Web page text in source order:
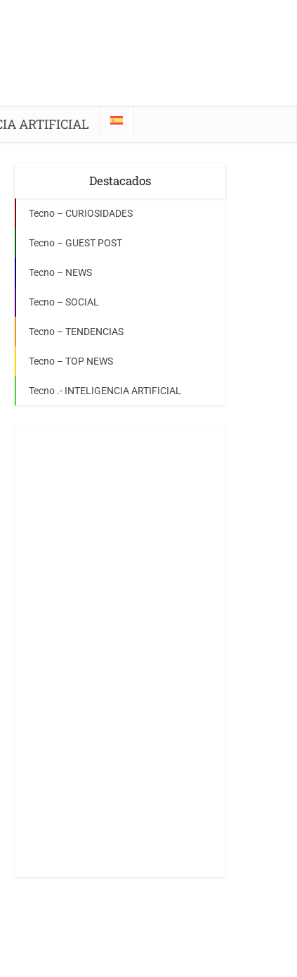
ARTIFICIAL
Destacados
Tecno – CURIOSIDADES
Tecno – GUEST POST
Tecno – NEWS
Tecno – SOCIAL
Tecno – TENDENCIAS
Tecno – TOP NEWS
Tecno .- INTELIGENCIA ARTIFICIAL